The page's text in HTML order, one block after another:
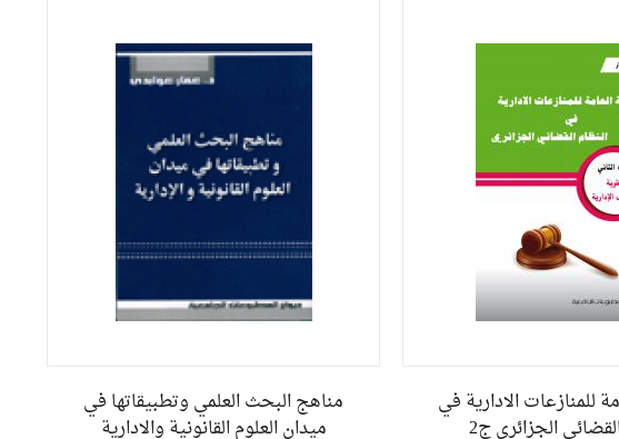
مناهج البحث العلمي وتطبيقاتها في
ميدان العلوم القانونية والادارية
للمنازعات الادارية في
الجزائري ج2